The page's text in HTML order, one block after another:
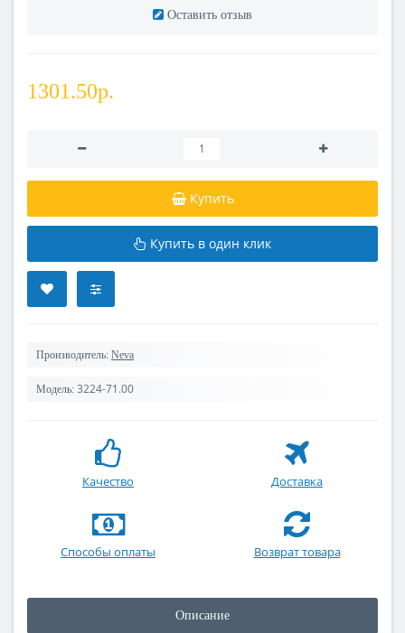
Оставить отзыв
1301.50р.
Купить
Купить в один клик
Производитель: Neva
Модель: 3224-71.00
Качество Доставка
Способы оплаты Возврат товара
Описание